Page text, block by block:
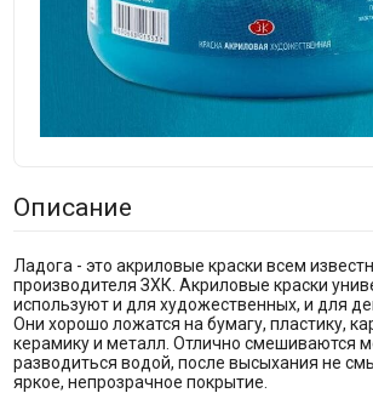
Описание
Ладога - это акриловые краски всем
производителя ЗХК. Акриловые краски
используют и для художественных, и для
Они хорошо ложатся на бумагу, пластику,
керамику и металл. Отлично смешиваются
разводиться водой, после высыхания не
яркое, непрозрачное покрытие.